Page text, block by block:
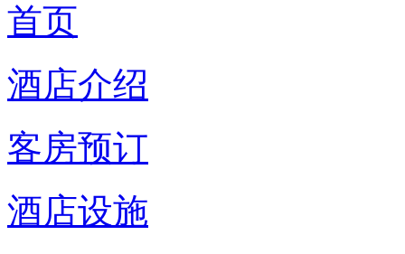
首页
酒店介绍
客房预订
酒店设施